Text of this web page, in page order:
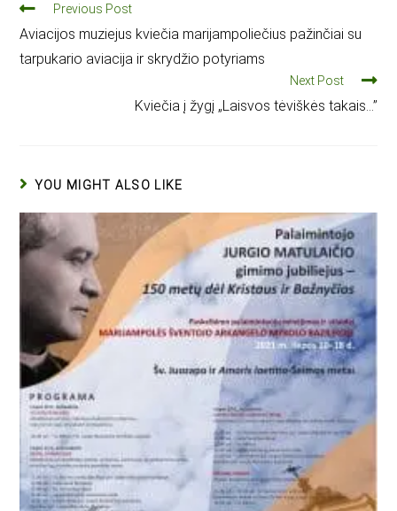
Previous Post
Aviacijos muziejus kviečia marijampoliečius pažinčiai su
tarpukario aviacija ir skrydžio potyriams
Next Post
Kviečia į žygį „Laisvos tėviškės takais…”
YOU MIGHT ALSO LIKE